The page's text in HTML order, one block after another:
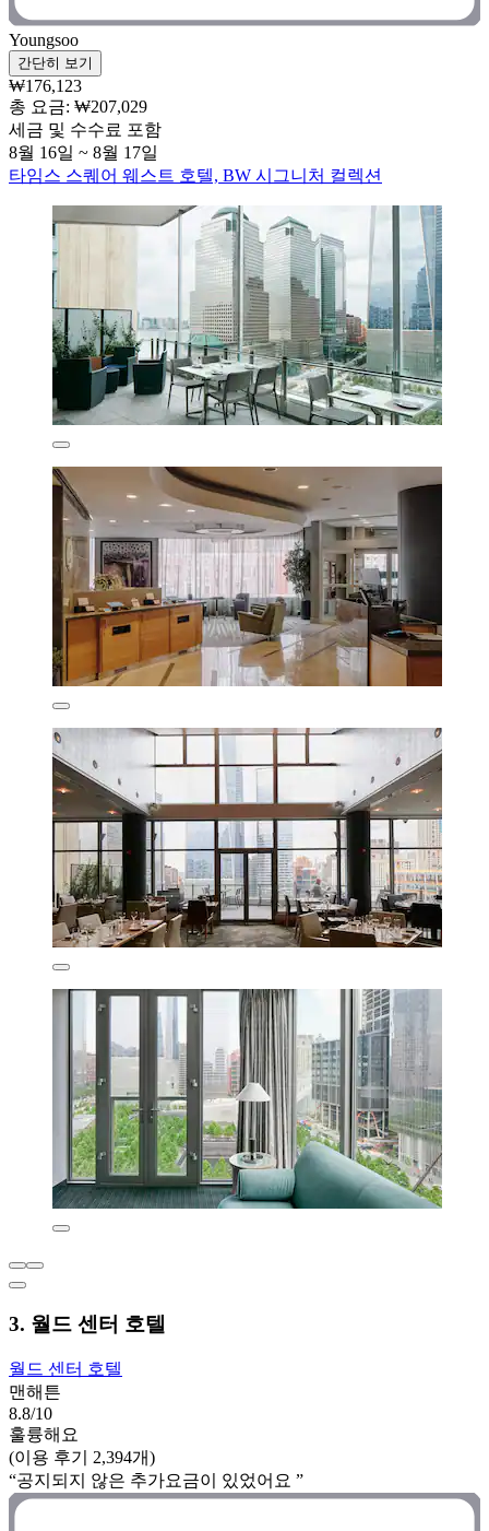
Youngsoo
간단히 보기
₩176,123
총 요금: ₩207,029
세금 및 수수료 포함
8월 16일 ~ 8월 17일
타임스 스퀘어 웨스트 호텔, BW 시그니처 컬렉션
3. 월드 센터 호텔
월드 센터 호텔
맨해튼
8.8/10
훌륭해요
(이용 후기 2,394개)
“공지되지 않은 추가요금이 있었어요 ”